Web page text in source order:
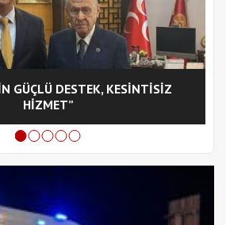
GÜÇLÜ DESTEK, KESİNTİSİZ
HİZMET”